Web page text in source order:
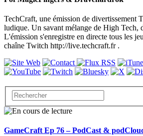
TechCraft, une émission de divertissement
ludique. Un savant mélange de High Tech,
L'émission s'enregistre en directe tous les
chaîne Twitch http://live.techcraft.fr .
GameCraft Ep 76 – PodCast &